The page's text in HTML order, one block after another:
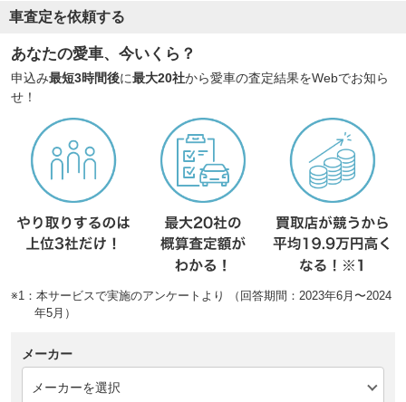
車査定を依頼する
あなたの愛車、今いくら？
申込み最短3時間後に最大20社から愛車の査定結果をWebでお知ら
せ！
※1：本サービスで実施のアンケートより （回答期間：2023年6月〜2024
年5月）
メーカー